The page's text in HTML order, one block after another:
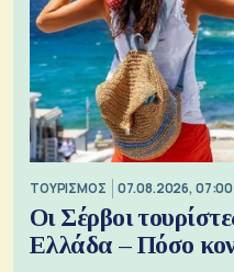
ΤΟΥΡΙΣΜΟΣ 07.08.2026, 07:00
Οι Σέρβοι
Ελλάδα – Πόσο